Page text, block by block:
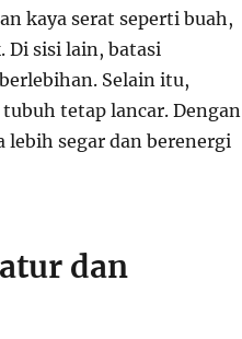
kaya serat seperti buah,
sisi lain, batasi
Selain itu,
tetap lancar. Dengan
lebih segar dan berenergi
dan